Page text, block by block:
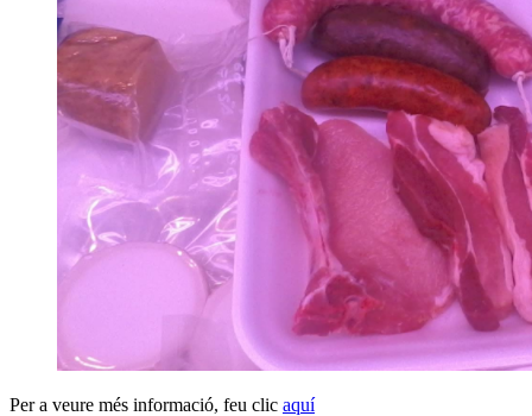
Per a veure més informació, feu clic aquí